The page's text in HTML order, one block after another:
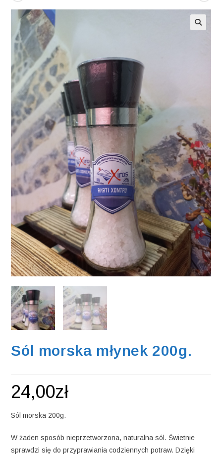
Sól morska młynek 200g.
24,00zł
Sól morska 200g.
W żaden sposób nieprzetworzona, naturalna sól. Świetnie
sprawdzi się do przyprawiania codziennych potraw. Dzięki